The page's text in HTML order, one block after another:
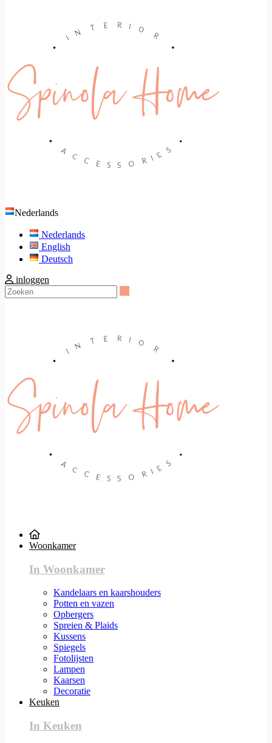
Nederlands
Nederlands
English
Deutsch
inloggen
Woonkamer
In Woonkamer
Kandelaars en kaarshouders
Potten en vazen
Opbergers
Spreien & Plaids
Kussens
Spiegels
Fotolijsten
Lampen
Kaarsen
Decoratie
Keuken
In Keuken